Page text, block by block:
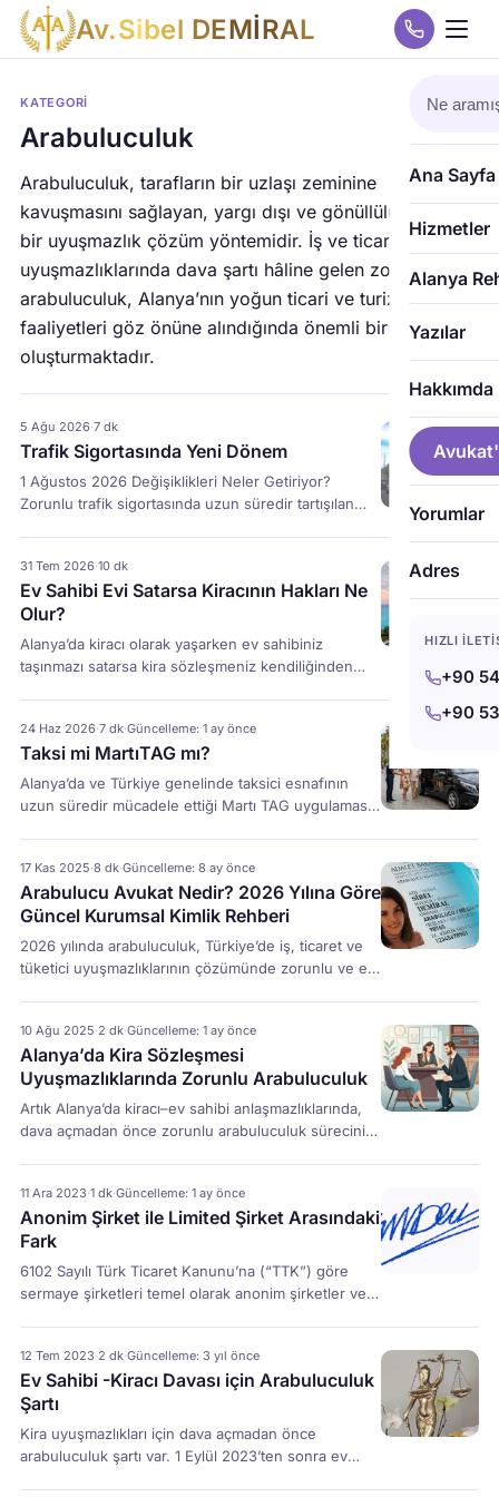
Av.Sibel DEMİRAL
Ana Sayfa
Hizmetler
Alanya
Yazılar
Hakkımda
Yorumlar
Adres
HIZLI
+90
+90
KATEGORI
Arabuluculuk
Arabuluculuk, tarafların bir uzlaşı zeminine
kavuşmasını sağlayan, yargı dışı ve gönüllülük esaslı
bir uyuşmazlık çözüm yöntemidir. İş ve ticaret
uyuşmazlıklarında dava şartı hâline gelen zorunlu
arabuluculuk, Alanya’nın yoğun ticari ve turizm
faaliyetleri göz önüne alındığında önemli bir ön aşama
oluşturmaktadır.
5 Ağu 2026·7 dk
Trafik Sigortasında Yeni Dönem
1 Ağustos 2026 Değişiklikleri Neler Getiriyor?
Zorunlu trafik sigortasında uzun süredir tartışılan
tarafından hazırlanan yeni düzenlemeyle birlikte 1
Ağustos 2026 itibarıyla değişti. Eksper
atamalarından değer kaybı tazminatına, onarımda
kullanılacak parçalardan hasar ihbar süreçlerine
kadar birçok başlıkta yeni kurallar yürürlüğe girdi.
31 Tem 2026·10 dk
Ev Sahibi Evi Satarsa Kiracının Hakları Ne
Olur?
Alanya’da kiracı olarak yaşarken ev sahibiniz
taşınmazı satarsa kira sözleşmeniz kendiliğinden
tahliye edemez, kirayı keyfi artıramaz. Yabancı
kiracılar için tebligat, tercüme ve ikamet izni
süreçleri ayrıca önem taşır.
24 Haz 2026·7 dk·Güncelleme: 1 ay önce
Taksi mi MartıTAG mı?
Alanya’da ve Türkiye genelinde taksici esnafının
uzun süredir mücadele ettiği Martı TAG uygulaması,
öncülüğünde yürütülen mücadele ve korsan
taşımacılıkla mücadele kapsamında yapılan
denetimler, taksici esnafının bu konudaki
hassasiyetini gözler önüne seriyor. Peki Martı TAG
nedir, neden bu kadar tartışılıyor ve taksici esnafını
17 Kas 2025·8 dk·Güncelleme: 8 ay önce
Arabulucu Avukat Nedir? 2026 Yılına Göre
Güncel Kurumsal Kimlik Rehberi
2026 yılında arabuluculuk, Türkiye’de iş, ticaret ve
tüketici uyuşmazlıklarının çözümünde zorunlu ve en
etik ilkelere bağlı ve profesyonel kurumsal kimlik
anlayışıyla arabuluculuk hizmeti sunmaktadır. Dijital
başvuru sistemi, hızlı süreç yönetimi ve güvenilir
yaklaşım, arabuluculuk hizmetini hem bireyler hem
işletmeler için ideal çözüm hâline getirmektedir.
10 Ağu 2025·2 dk·Güncelleme: 1 ay önce
Alanya’da Kira Sözleşmesi
Uyuşmazlıklarında Zorunlu Arabuluculuk
Artık Alanya’da kiracı–ev sahibi anlaşmazlıklarında,
dava açmadan önce zorunlu arabuluculuk sürecinin
ediliyor. Hangi Uyuşmazlıklar Kapsamda? Alanya’da
Zorunlu Arabuluculuk Süreci Nasıl İşliyor? Neden
Arabuluculuk? Alanya’da Arabulucu Avukat Desteği
Alanya’da faaliyet gösteren Arabulucu Avukat Sibel
Demiral, kira sözleşmesinden kaynaklanan
[…]
11 Ara 2023·1 dk·Güncelleme: 1 ay önce
Anonim Şirket ile Limited Şirket Arasındaki
Fark
6102 Sayılı Türk Ticaret Kanunu’na (“TTK”) göre
sermaye şirketleri temel olarak anonim şirketler ve
sınırlı sorumluluğu bulunmaktadır. Türk Ticaret
Kanunu’nun 329. Maddesi uyarınca anonim şirket,
“sermayesi belirlenerek paylara bölünen,
borçlarından ancak malvarlığı ile sorumlu olan şirket”
olarak tanımlanmaktadır. Limited şirket, Türk Ticaret
12 Tem 2023·2 dk·Güncelleme: 3 yıl önce
Ev Sahibi -Kiracı Davası için Arabuluculuk
Şartı
Kira uyuşmazlıkları için dava açmadan önce
arabuluculuk şartı var. 1 Eylül 2023’ten sonra ev